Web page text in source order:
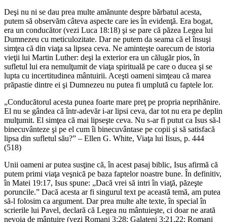
Deşi nu ni se dau prea multe amănunte despre bărbatul acesta,
putem să observăm câteva aspecte care ies în evidenţă. Era bogat,
era un conducător (vezi Luca 18:18) şi se pare că păzea Legea lui
Dumnezeu cu meticulozitate. Dar ne putem da seama că el însuşi
simţea că din viaţa sa lipsea ceva. Ne aminteşte oarecum de istoria
vieţii lui Martin Luther: deşi la exterior era un călugăr pios, în
sufletul lui era nemulţumit de viaţa spirituală pe care o ducea şi se
lupta cu incertitudinea mântuirii. Aceşti oameni simţeau că marea
prăpastie dintre ei şi Dumnezeu nu putea fi umplută cu faptele lor.
„Conducătorul acesta punea foarte mare preţ pe propria neprihănire.
El nu se gândea că într-adevăr i-ar lipsi ceva, dar tot nu era pe deplin
mulţumit. El simţea că mai lipseşte ceva. Nu s-ar fi putut ca Isus să-l
binecuvânteze şi pe el cum îi binecuvântase pe copii şi să satisfacă
lipsa din sufletul său?” – Ellen G. White, Viaţa lui Iisus, p. 444
(518)
Unii oameni ar putea susţine că, în acest pasaj biblic, Isus afirmă că
putem primi viaţa veşnică pe baza faptelor noastre bune. În definitiv,
în Matei 19:17, Isus spune: „Dacă vrei să intri în viaţă, păzeşte
poruncile.” Dacă acesta ar fi singurul text pe această temă, am putea
să-l folosim ca argument. Dar prea multe alte texte, în special în
scrierile lui Pavel, declară că Legea nu mântuieşte, ci doar ne arată
nevoia de mântuire (vezi Romani 3:28; Galateni 3:21,22; Romani